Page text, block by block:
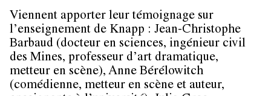
Viennent apporter leur témoignage sur
l’enseignement de Knapp : Jean-Christophe
Barbaud (docteur en sciences, ingénieur civil
des Mines, professeur d’art dramatique,
metteur en scène), Anne Bérélowitch
(comédienne, metteur en scène et auteur,